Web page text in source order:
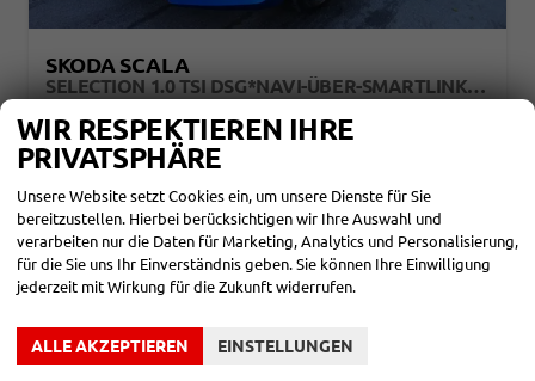
SKODA SCALA
SELECTION 1.0 TSI DSG*NAVI-ÜBER-SMARTLINK*PDC-HI*LED*TEMPOMAT*SHZ*DAB*KLIMA
Fahrzeugnr. 860592
Leistung 85 kW (116 PS) Kilometerstand 10 km
01.11.2025
22.390,– €
incl. 19% MwSt.
DETAILS
CO2-Klasse:D
CO2-Emissionen:121,00 g/km
WIR RESPEKTIEREN IHRE
PRIVATSPHÄRE
Unsere Website setzt Cookies ein, um unsere Dienste für Sie
bereitzustellen. Hierbei berücksichtigen wir Ihre Auswahl und
verarbeiten nur die Daten für Marketing, Analytics und Personalisierung,
für die Sie uns Ihr Einverständnis geben. Sie können Ihre Einwilligung
jederzeit mit Wirkung für die Zukunft widerrufen.
ALLE AKZEPTIEREN EINSTELLUNGEN